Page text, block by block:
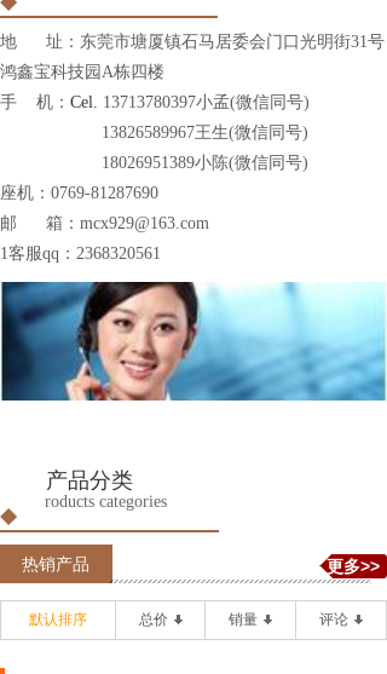
C
地 址：东莞市塘厦镇石马居委会门口光明街31号
鸿鑫宝科技园A栋四楼
手 机： Cel. 13713780397小孟(微信同号)
13826589967王生(微信同号)
18026951389小陈(微信同号)
座机：0769-81287690
邮 箱：mcx929@163.com
1客服qq：2368320561
2客服qq：461483073
产品分类
P
roducts categories
热销产品 更多>>
默认排序 总价 销量 评论